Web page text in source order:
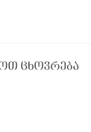
ცხოვრება